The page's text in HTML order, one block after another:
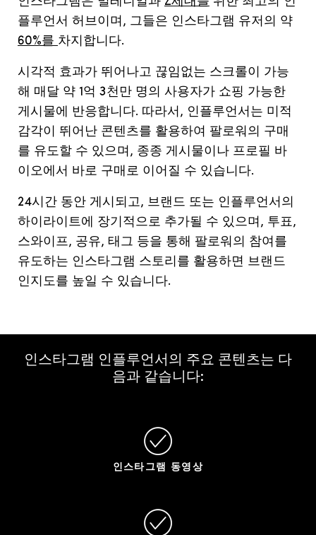
플루언서 허브이며 , 그들은 인스타그램 유저의 약
60%를 차지합니다.
시각적 효과가 뛰어나고 끊임없는 스크롤이
가능
해 매달 약 1억 3천만 명의 사용자가 쇼핑 가능한
게시물에
반응합니다. 따라서 , 인플루언서는 미적
감각이
뛰어난 콘텐츠를 활용하여 팔로워의 구매
를 유도할 수 있으며 , 종종 게시물이나 프로필 바
이오에서 바로 구매로 이어질 수 있습니다.
24시간 동안 게시되고, 브랜드 또는 인플루언서의
하이라이트에
장기적으로 추가될 수 있으며 , 투표,
스와이프, 공유, 태그 등을 통해 팔로워의 참여를
유도하는 인스타그램 스토리를 활용하면 브랜드
인지도를 높일 수 있습니다.
인스타그램 인플루언서의 주요 콘텐츠는 다
음과 같습니다:
인스타그램 동영상